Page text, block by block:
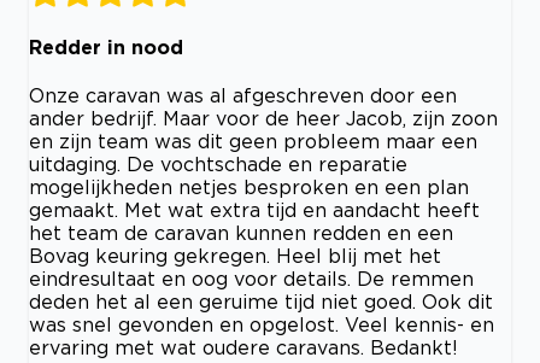
Redder in nood
Onze caravan was al afgeschreven door een
ander bedrijf. Maar voor de heer Jacob, zijn zoon
en zijn team was dit geen probleem maar een
uitdaging. De vochtschade en reparatie
mogelijkheden netjes besproken en een plan
gemaakt. Met wat extra tijd en aandacht heeft
het team de caravan kunnen redden en een
Bovag keuring gekregen. Heel blij met het
eindresultaat en oog voor details. De remmen
deden het al een geruime tijd niet goed. Ook dit
was snel gevonden en opgelost. Veel kennis- en
ervaring met wat oudere caravans. Bedankt!